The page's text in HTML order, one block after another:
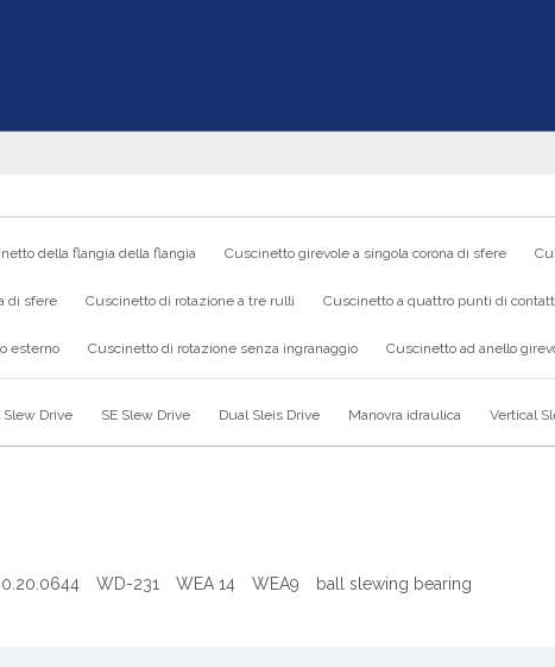
della flangia della flangia Cuscinetto girevole a singola corona di sfere
di sfere Cuscinetto di rotazione a tre rulli Cuscinetto a quattro punti di
esterno Cuscinetto di rotazione senza ingranaggio Cuscinetto ad anello
Slew Drive SE Slew Drive Dual Sleis Drive Manovra idraulica Vertical
WD-231 WEA 14 WEA9
ball slewing bearing